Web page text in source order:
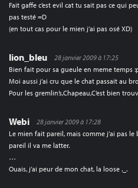
Fait gaffe c’est evil cat tu sait pas ce qui
pas testé =D
(en tout cas pour le mien j’ai pas osé XD)
lion_bleu
28 janvier 2009 à 17:25
Bien fait pour sa gueule en meme temps
Moi aussi j’ai cru que le chat passait au
Pour les gremlin’s,Chapeau,C’est bien
Webi
28 janvier 2009 à 17:28
Le mien fait pareil, mais comme j’ai pas
pareil il va me latter.
…
Ouais, j’ai peur de mon chat, la loose ._.